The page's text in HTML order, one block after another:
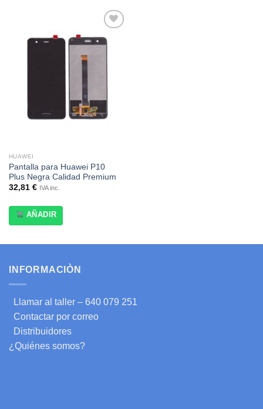
Añadir
a la
HUAWEI
Pantalla para Huawei P10
Plus Negra Calidad Premium
32,81 € IVA inc.
AÑADIR
INFORMACIÒN
Llamar al taller – 640 079 251
Contactar por correo
Distribuidores
¿Quiénes somos?